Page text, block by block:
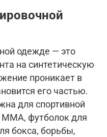
одежде — это
на синтетическую
проникает в
его частью.
для спортивной
футболок для
бокса, борьбы,